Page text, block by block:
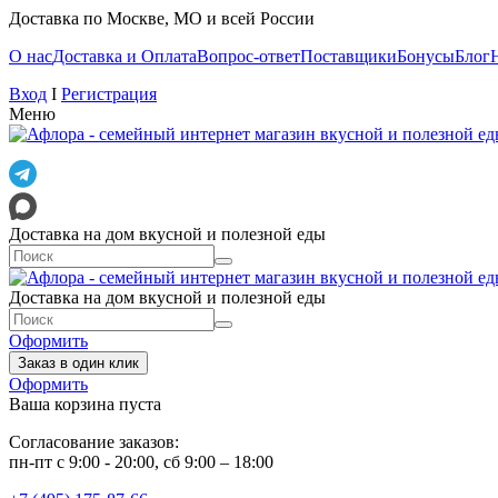
Доставка по Москве, МО и всей России
О насДоставка и ОплатаВопрос-ответПоставщикиБонусыБлог
Вход I Регистрация
Меню
Доставка на дом вкусной и полезной еды
Доставка на дом вкусной и полезной еды
Оформить
Заказ в один клик
Оформить
Ваша корзина пуста
Согласование заказов:
пн-пт с 9:00 - 20:00, сб 9:00 – 18:00